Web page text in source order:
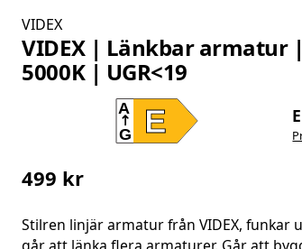
VIDEX
VIDEX | Länkbar armatur
5000K | UGR<19
E
A
G
499 kr
Stilren linjär armatur från VIDEX,